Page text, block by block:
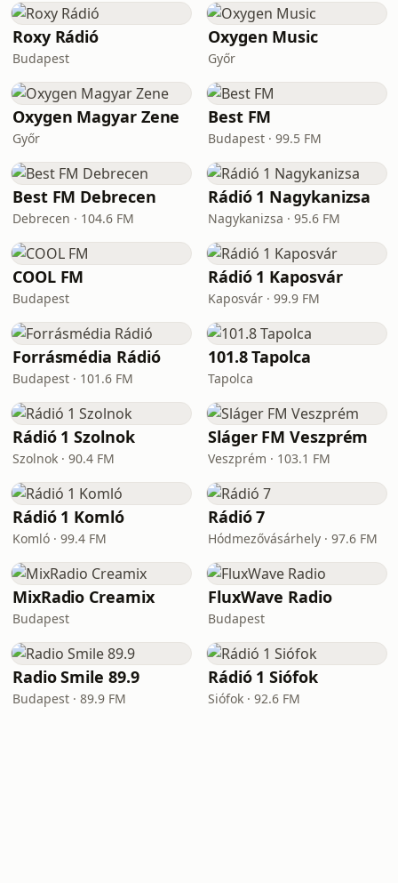
Roxy Rádió
Budapest
Oxygen Music
Győr
Oxygen Magyar Zene
Győr
Best FM
Budapest · 99.5 FM
Best FM Debrecen
Debrecen · 104.6 FM
Rádió 1 Nagykanizsa
Nagykanizsa · 95.6 FM
COOL FM
Budapest
Rádió 1 Kaposvár
Kaposvár · 99.9 FM
Forrásmédia Rádió
Budapest · 101.6 FM
101.8 Tapolca
Tapolca
Rádió 1 Szolnok
Szolnok · 90.4 FM
Sláger FM Veszprém
Veszprém · 103.1 FM
Rádió 1 Komló
Komló · 99.4 FM
Rádió 7
Hódmezővásárhely · 97.6 FM
MixRadio Creamix
Budapest
FluxWave Radio
Budapest
Radio Smile 89.9
Budapest · 89.9 FM
Rádió 1 Siófok
Siófok · 92.6 FM